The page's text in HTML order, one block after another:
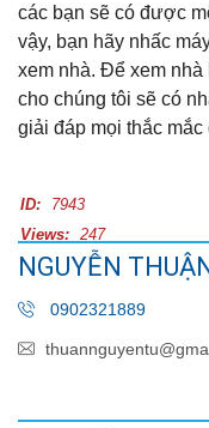
các bạn sẽ có được
vậy, bạn hãy nhấc
xem nhà. Để xem
cho chúng tôi sẽ có
giải đáp mọi thắc mắc
ID:
7943
Views: 247
NGUYỄN
0902321889